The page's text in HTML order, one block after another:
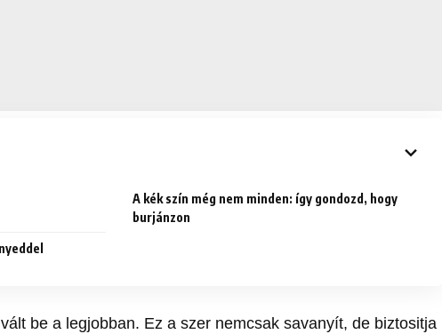
A kék szín még nem minden: így gondozd, hogy
burjánzon
be a legjobban. Ez a szer nemcsak savanyít, de biztositja